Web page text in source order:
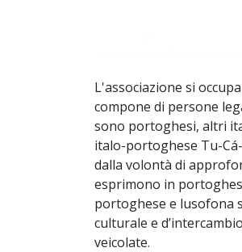
L'associazione si
compone di persone
sono portoghesi, altri
italo-portoghese Tu-
dalla volontà di
esprimono in
portoghese e lusofona
culturale e
veicolate.